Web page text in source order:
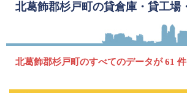
北葛飾郡杉戸町 の貸倉庫・貸工場
北葛飾郡杉戸町のすべてのデータが 61 件